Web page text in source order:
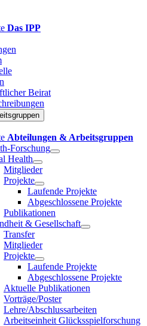
Das IPP
Beirat
Abteilungen & Arbeitsgruppen
Forschung
Health
Mitglieder
Projekte
Laufende Projekte
Abgeschlossene Projekte
Publikationen
& Gesellschaft
Transfer
Mitglieder
Projekte
Laufende Projekte
Abgeschlossene Projekte
Aktuelle Publikationen
Vorträge/Poster
Lehre/Abschlussarbeiten
Arbeitseinheit Glücksspielforschung